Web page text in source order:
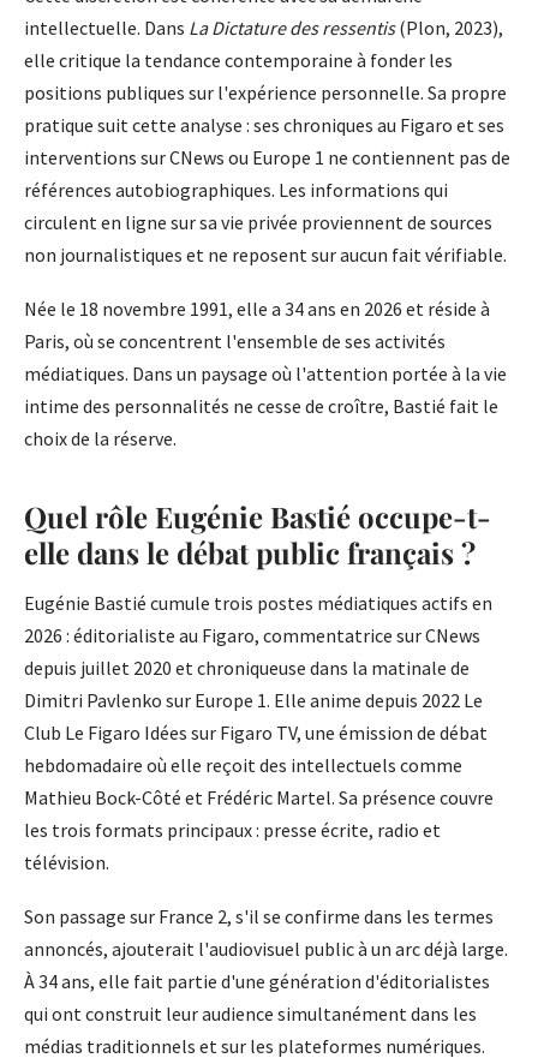
intellectuelle. Dans La Dictature des ressentis(Plon, 2023),
elle critique la tendance contemporaine à fonder les
positions publiques sur l'expérience personnelle. Sa propre
pratique suit cette analyse : ses chroniques au Figaro et ses
interventions sur CNews ou Europe 1 ne contiennent pas de
références autobiographiques. Les informations qui
circulent en ligne sur sa vie privée proviennent de sources
non journalistiques et ne reposent sur aucun fait vérifiable.
Née le 18 novembre 1991, elle a 34 ans en 2026 et réside à
Paris, où se concentrent l'ensemble de ses activités
médiatiques. Dans un paysage où l'attention portée à la vie
intime des personnalités ne cesse de croître, Bastié fait le
choix de la réserve.
Quel rôle Eugénie Bastié occupe-t-
elle dans le débat public français ?
Eugénie Bastié cumule trois postes médiatiques actifs en
2026 : éditorialiste au Figaro, commentatrice sur CNews
depuis juillet 2020 et chroniqueuse dans la matinale de
Dimitri Pavlenko sur Europe 1. Elle anime depuis 2022 Le
Club Le Figaro Idées sur Figaro TV, une émission de débat
hebdomadaire où elle reçoit des intellectuels comme
Mathieu Bock-Côté et Frédéric Martel. Sa présence couvre
les trois formats principaux : presse écrite, radio et
télévision.
Son passage sur France 2, s'il se confirme dans les termes
annoncés, ajouterait l'audiovisuel public à un arc déjà large.
À 34 ans, elle fait partie d'une génération d'éditorialistes
qui ont construit leur audience simultanément dans les
médias traditionnels et sur les plateformes numériques.